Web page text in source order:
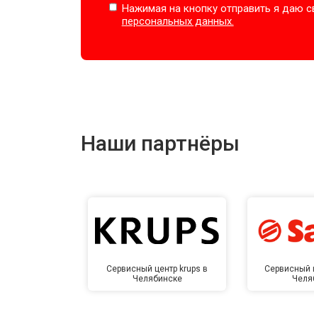
Нажимая на кнопку отправить я даю
персональных данных.
Наши партнёры
Сервисный центр krups в
Челябинске
Сервисный